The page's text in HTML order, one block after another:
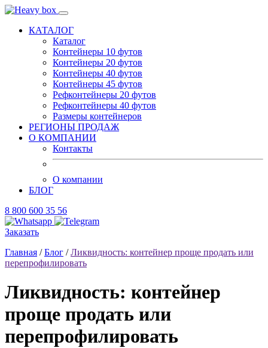
КАТАЛОГ
Каталог
Контейнеры 10 футов
Контейнеры 20 футов
Контейнеры 40 футов
Контейнеры 45 футов
Рефконтейнеры 20 футов
Рефконтейнеры 40 футов
Размеры контейнеров
РЕГИОНЫ ПРОДАЖ
О КОМПАНИИ
Контакты
О компании
БЛОГ
8 800 600 35 56
Заказать
Главная /Блог /Ликвидность: контейнер проще продать или
перепрофилировать
Ликвидность: контейнер
проще продать или
перепрофилировать